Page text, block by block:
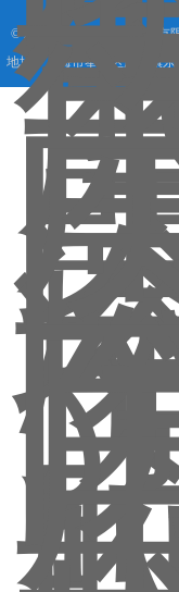
© 2019 上海程斯智能科技有
地址：上海市奉贤区庄行镇东